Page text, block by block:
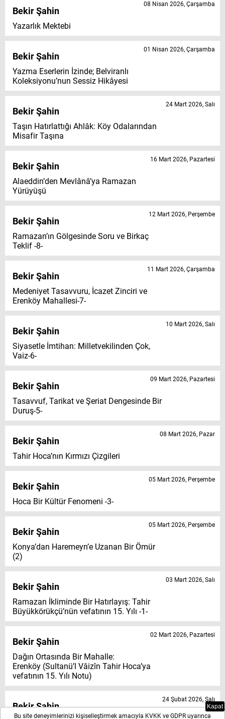
Bekir Şahin
Yazarlık Mektebi
08 Nisan 2026, Çarşamba
Bekir Şahin
Yazma Eserlerin İzinde; Belviranlı
Koleksiyonu’nun Sessiz Hikâyesi
01 Nisan 2026, Çarşamba
Bekir Şahin
Taşın Hatırlattığı Ahlâk: Köy Odalarından
Misafir Taşına
24 Mart 2026, Salı
Bekir Şahin
Alaeddin’den Mevlânâ’ya Ramazan
Yürüyüşü
16 Mart 2026, Pazartesi
Bekir Şahin
Ramazan’ın Gölgesinde Soru ve Birkaç
Teklif -8-
12 Mart 2026, Perşembe
Bekir Şahin
Medeniyet Tasavvuru, İcazet Zinciri ve
Erenköy Mahallesi-7-
11 Mart 2026, Çarşamba
Bekir Şahin
Siyasetle İmtihan: Milletvekilinden Çok,
Vaiz-6-
10 Mart 2026, Salı
Bekir Şahin
Tasavvuf, Tarikat ve Şeriat Dengesinde Bir
Duruş-5-
09 Mart 2026, Pazartesi
Bekir Şahin
Tahir Hoca’nın Kırmızı Çizgileri
08 Mart 2026, Pazar
Bekir Şahin
Hoca Bir Kültür Fenomeni -3-
05 Mart 2026, Perşembe
Bekir Şahin
Konya’dan Haremeyn’e Uzanan Bir Ömür
(2)
05 Mart 2026, Perşembe
Bekir Şahin
Ramazan İkliminde Bir Hatırlayış: Tahir
Büyükkörükçü’nün vefatının 15. Yılı -1-
03 Mart 2026, Salı
Bekir Şahin
Dağın Ortasında Bir Mahalle:
Erenköy (Sultanü’l Vâizîn Tahir Hoca’ya
vefatının 15. Yılı Notu)
02 Mart 2026, Pazartesi
Bekir Şahin
24 Şubat 2026, Salı
Bu site deneyimlerinizi kişiselleştirmek amacıyla KVKK ve GDPR uyarınca
Kapat